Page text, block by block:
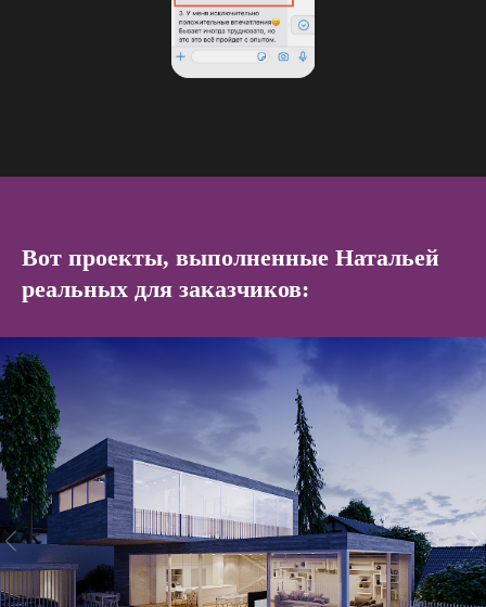
Вот проекты, выполненные Натальей
реальных для заказчиков: